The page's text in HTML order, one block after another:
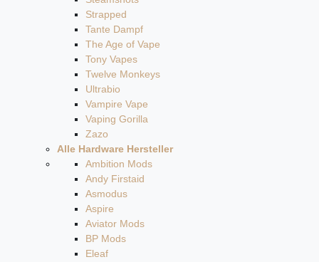
Strapped
Tante Dampf
The Age of Vape
Tony Vapes
Twelve Monkeys
Ultrabio
Vampire Vape
Vaping Gorilla
Zazo
Alle Hardware Hersteller
Ambition Mods
Andy Firstaid
Asmodus
Aspire
Aviator Mods
BP Mods
Eleaf